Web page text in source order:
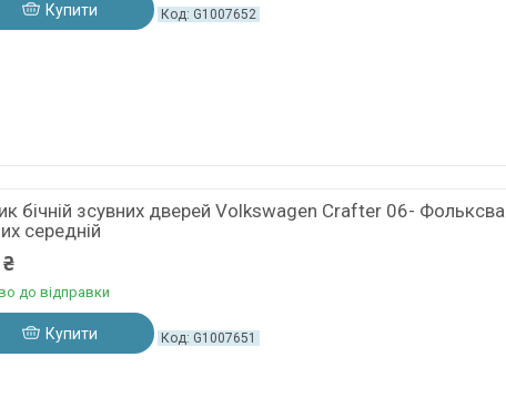
Купити G1007652
бічній зсувних дверей Volkswagen Crafter 06-
середній
до відправки
Купити G1007651